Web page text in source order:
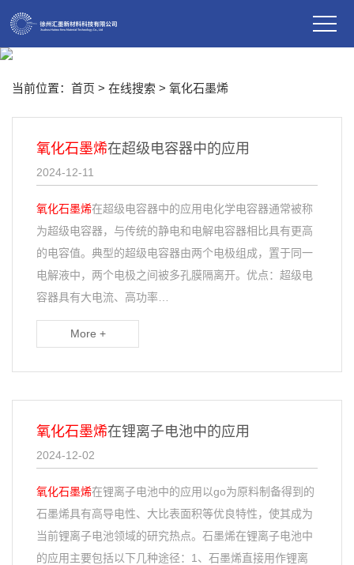
当前位置： 首页 > 在线搜索 > 氧化石墨烯
氧化石墨烯在超级电容器中的应用
2024-12-11
氧化石墨烯在超级电容器中的应用电化学电容器通常被称
为超级电容器，与传统的静电和电解电容器相比具有更高
的电容值。典型的超级电容器由两个电极组成，置于同一
电解液中，两个电极之间被多孔膜隔离开。优点：超级电
容器具有大电流、高功率…
More +
氧化石墨烯在锂离子电池中的应用
2024-12-02
氧化石墨烯在锂离子电池中的应用以go为原料制备得到的
石墨烯具有高导电性、大比表面积等优良特性，使其成为
当前锂离子电池领域的研究热点。石墨烯在锂离子电池中
的应用主要包括以下几种途径：1、石墨烯直接用作锂离